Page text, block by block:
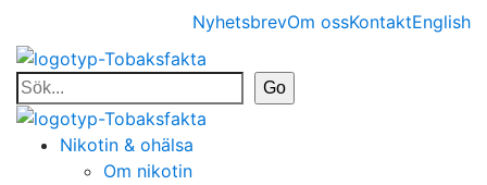
NyhetsbrevOm ossKontaktEnglish
Nikotin & ohälsa
Om nikotin